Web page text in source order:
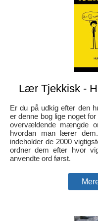
Lær Tjekkisk -
Er du på udkig efter den
er denne bog lige noget
overvældende mængde
hvordan man lærer
indeholder de 2000
ordner dem efter hvor
anvendte ord først.